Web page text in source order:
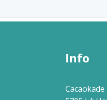
Info
Cacaokade